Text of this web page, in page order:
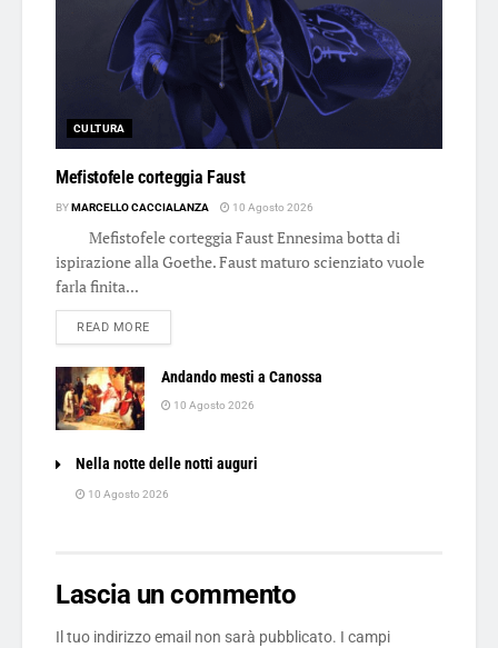
CULTURA
Mefistofele corteggia Faust
BYMARCELLO CACCIALANZA 10 Agosto 2026
Mefistofele corteggia Faust Ennesima botta di
ispirazione alla Goethe. Faust maturo scienziato vuole
farla finita...
READ MOREDETAILS
Andando mesti a Canossa
10 Agosto 2026
Nella notte delle notti auguri
10 Agosto 2026
Lascia un commento
Il tuo indirizzo email non sarà pubblicato. I campi